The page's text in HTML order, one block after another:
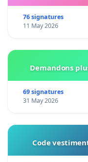
76 signatures
11 May 2026
Demandons
69 signatures
31 May 2026
Code